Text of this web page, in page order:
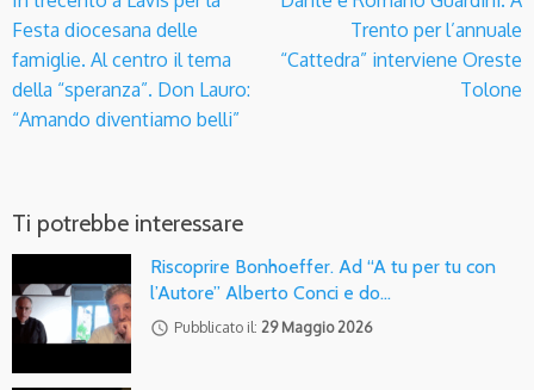
Festa diocesana delle
famiglie. Al centro il tema
della “speranza”. Don Lauro:
“Amando diventiamo belli”
Trento per l’annuale
“Cattedra” interviene Oreste
Tolone
Ti potrebbe interessare
Riscoprire Bonhoeffer. Ad “A tu per tu con
l’Autore” Alberto Conci e do…
access_time Pubblicato il: 29 Maggio 2026